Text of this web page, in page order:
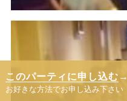
このパーティに申し込む →
お好きな方法でお申し込み下さい